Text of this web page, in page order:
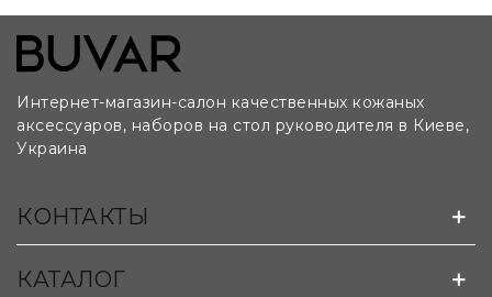
лекалам и чертежам клиента:
Интернет-магазин-салон качественных кожаных
аксессуаров, наборов на стол руководителя в Киеве,
Украина
КОНТАКТЫ
КАТАЛОГ